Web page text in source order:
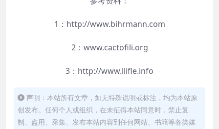
1：http://www.bihrmann.com
2：www.cactofili.org
3：http://www.llifle.info
声明：本站所有文章，如无特殊说明或标注，均为本站原
创发布。任何个人或组织，在未征得本站同意时，禁止复
制、盗用、采集、发布本站内容到任何网站、书籍等各类媒